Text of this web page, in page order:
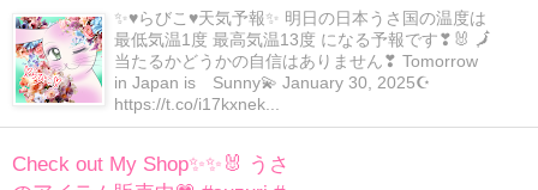
✨♥らびこ♥天気予報✨ 明日の日本うさ国の温度は
最低気温1度 最高気温13度 になる予報です❣🐰 🗾
当たるかどうかの自信はありません❣ Tomorrow
in Japan is Sunny💫 January 30, 2025☪
https://t.co/i17kxnek...
Check out My Shop✨✨🐰 うさ